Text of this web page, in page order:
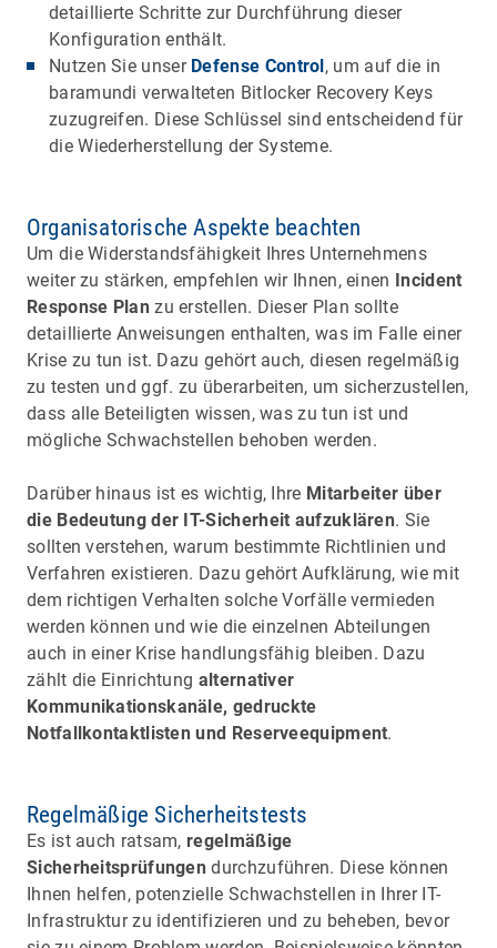
detaillierte Schritte zur Durchführung dieser
Konfiguration enthält.
Nutzen Sie unser Defense Control, um auf die in
baramundi verwalteten Bitlocker Recovery Keys
zuzugreifen. Diese Schlüssel sind entscheidend für
die Wiederherstellung der Systeme.
Organisatorische Aspekte beachten
Um die Widerstandsfähigkeit Ihres Unternehmens
weiter zu stärken, empfehlen wir Ihnen, einen Incident
Response Planzu erstellen. Dieser Plan sollte
detaillierte Anweisungen enthalten, was im Falle einer
Krise zu tun ist. Dazu gehört auch, diesen regelmäßig
zu testen und ggf. zu überarbeiten, um sicherzustellen,
dass alle Beteiligten wissen, was zu tun ist und
mögliche Schwachstellen behoben werden.
Darüber hinaus ist es wichtig, Ihre Mitarbeiter über
die Bedeutung der IT-Sicherheit aufzuklären. Sie
sollten verstehen, warum bestimmte Richtlinien und
Verfahren existieren. Dazu gehört Aufklärung, wie mit
dem richtigen Verhalten solche Vorfälle vermieden
werden können und wie die einzelnen Abteilungen
auch in einer Krise handlungsfähig bleiben. Dazu
zählt die Einrichtung alternativer
Kommunikationskanäle, gedruckte
Notfallkontaktlisten und Reserveequipment.
Regelmäßige Sicherheitstests
Es ist auch ratsam, regelmäßige
Sicherheitsprüfungen durchzuführen. Diese können
Ihnen helfen, potenzielle Schwachstellen in Ihrer IT-
Infrastruktur zu identifizieren und zu beheben, bevor